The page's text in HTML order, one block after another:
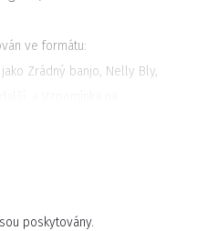
ve formátu:
Zrádný banjo, Nelly Bly,
písničkami – Tisíc mil,
poskytovány.